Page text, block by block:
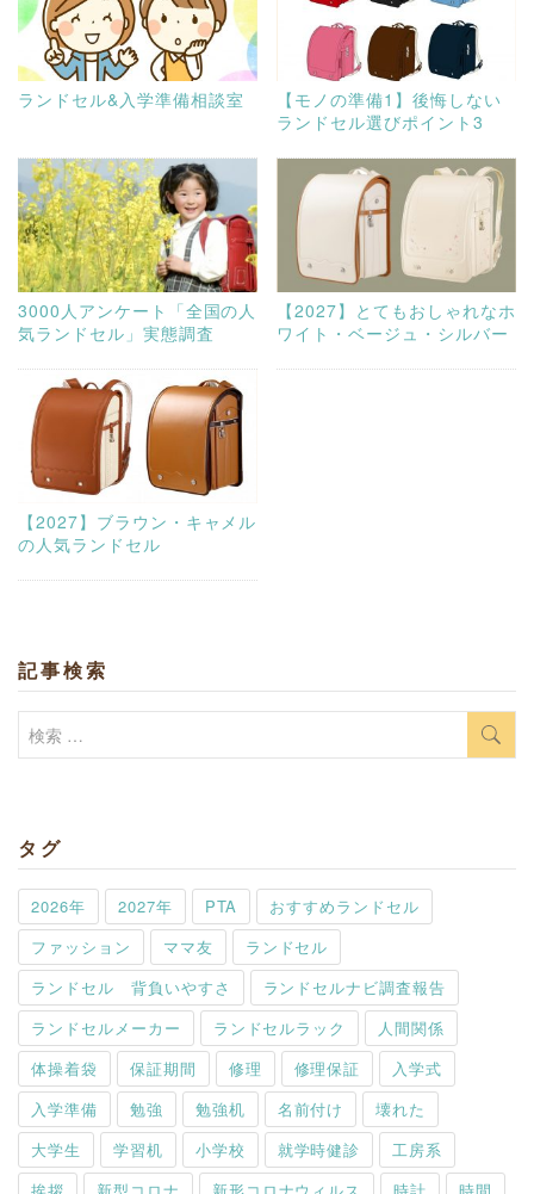
ランドセル&入学準備相談室
【モノの準備1】後悔しない
ランドセル選びポイント3
3000人アンケート「全国の人
気ランドセル」実態調査
【2027】とてもおしゃれなホ
ワイト・ベージュ・シルバー
【2027】ブラウン・キャメル
の人気ランドセル
記事検索
検
タグ
2026年 2027年 PTA
おすすめランドセル
ファッション
ママ友
ランドセル
ランドセル 背負いやすさ
ランドセルナビ調査報告
ランドセルメーカー
ランドセルラック
人間関係
体操着袋
保証期間 修理 修理保証
入学式
入学準備
勉強 勉強机 名前付け
壊れた
大学生
学習机 小学校 就学時健診
工房系